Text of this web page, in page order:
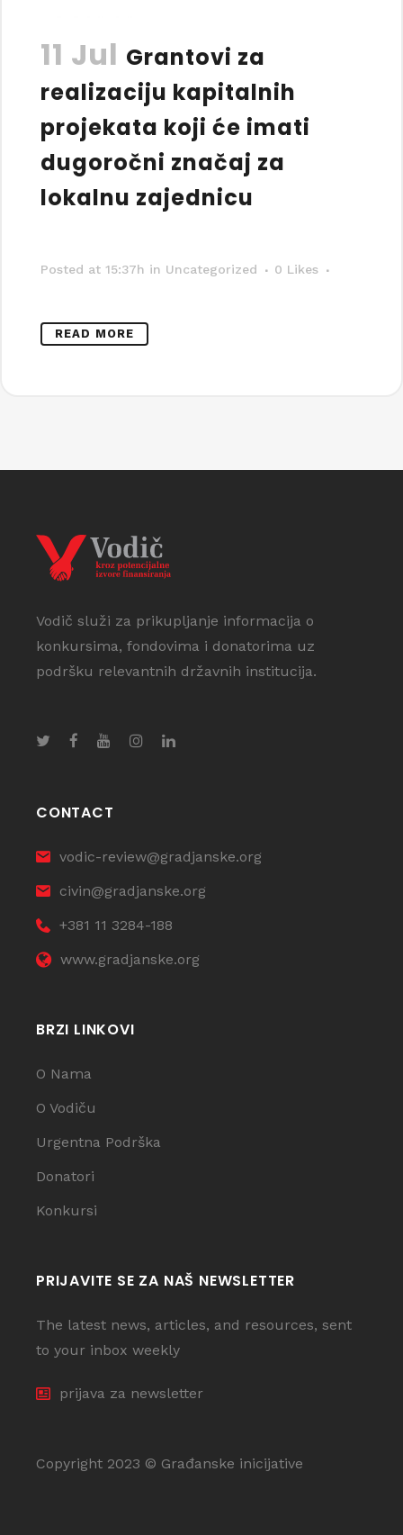
11 Jul Grantovi za
realizaciju kapitalnih
projekata koji će imati
dugoročni značaj za
lokalnu zajednicu
Posted at 15:37h in Uncategorized 0 Likes
READ MORE
Vodič služi za prikupljanje informacija o
konkursima, fondovima i donatorima uz
podršku relevantnih državnih institucija.
CONTACT
vodic-review@gradjanske.org
civin@gradjanske.org
+381 11 3284-188
www.gradjanske.org
BRZI LINKOVI
O Nama
O Vodiču
Urgentna Podrška
Donatori
Konkursi
PRIJAVITE SE ZA NAŠ NEWSLETTER
The latest news, articles, and resources, sent
to your inbox weekly
prijava za newsletter
Copyright 2023 © Građanske inicijative